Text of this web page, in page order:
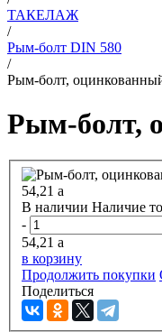
ТАКЕЛАЖ
/
Рым-болт DIN 580
/
Рым-болт,
Рым-болт,
54,21 a
В наличии Наличие
-
54,21 a
в корзину
Продолжить покупки
Поделиться